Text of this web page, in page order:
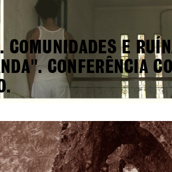
COMUNIDADES E
CONFERÊNCIA